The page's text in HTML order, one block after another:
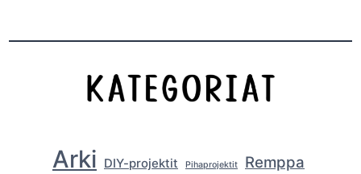
Arki DIY-projektit Pihaprojektit Remppa